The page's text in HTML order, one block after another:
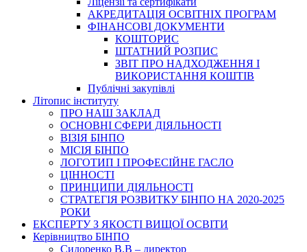
АКРЕДИТАЦІЯ ОСВІТНІХ ПРОГРАМ
ФІНАНСОВІ ДОКУМЕНТИ
КОШТОРИС
ШТАТНИЙ РОЗПИС
ЗВІТ ПРО НАДХОДЖЕННЯ І
ВИКОРИСТАННЯ КОШТІВ
Публічні закупівлі
Літопис інституту
ПРО НАШ ЗАКЛАД
ОСНОВНІ СФЕРИ ДІЯЛЬНОСТІ
ВІЗІЯ БІНПО
МІСІЯ БІНПО
ЛОГОТИП І ПРОФЕСІЙНЕ ГАСЛО
ЦІННОСТІ
ПРИНЦИПИ ДІЯЛЬНОСТІ
СТРАТЕГІЯ РОЗВИТКУ БІНПО НА 2020-2025
РОКИ
ЕКСПЕРТУ З ЯКОСТІ ВИЩОЇ ОСВІТИ
Керівництво БІНПО
Сидоренко В.В – директор